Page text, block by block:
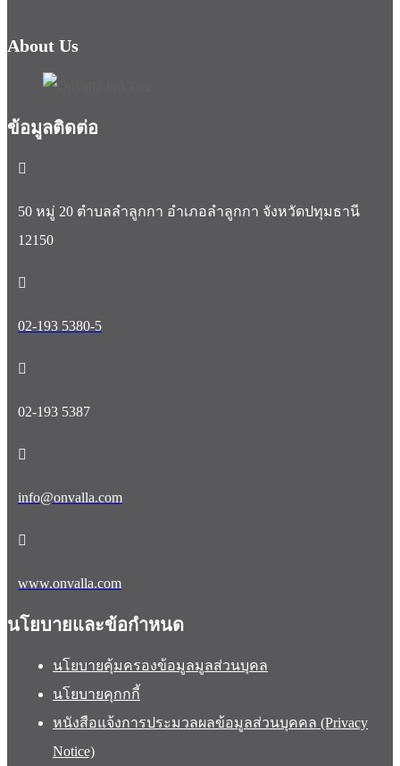
About Us
ข้อมูลติดต่อ
50 หมู่ 20 ตำบลลำลูกกา อำเภอลำลูกกา จังหวัดปทุมธานี
12150
02-193 5380-5
02-193 5387
info@onvalla.com
www.onvalla.com
นโยบายและข้อกำหนด
นโยบายคุ้มครองข้อมูลมูลส่วนบุคล
นโยบายคุกกกี้
หนังสือแจ้งการประมวลผลข้อมูลส่วนบุคคล (Privacy
Notice)